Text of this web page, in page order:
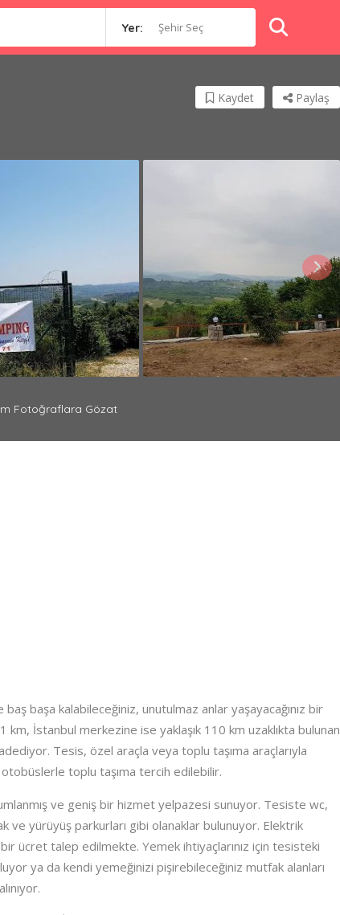
Yer: Şehir Seç
Paylaş
Kaydet
Fotoğraflara Gözat
başa kalabileceğiniz, unutulmaz anlar yaşayacağınız bir
İstanbul merkezine ise yaklaşık 110 km uzaklıkta bulunan
Tesis, özel araçla veya toplu taşıma araçlarıyla
otobüslerle toplu taşıma tercih edilebilir.
ve geniş bir hizmet yelpazesi sunuyor. Tesiste wc,
ve yürüyüş parkurları gibi olanaklar bulunuyor. Elektrik
ücret talep edilmekte. Yemek ihtiyaçlarınız için tesisteki
ya da kendi yemeğinizi pişirebileceğiniz mutfak alanları